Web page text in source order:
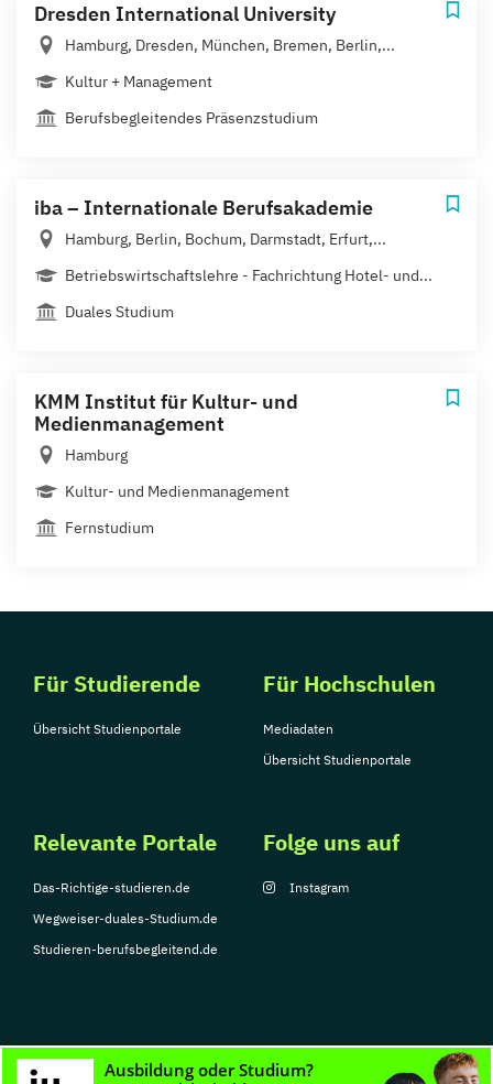
Dresden International University
Hamburg, Dresden, München, Bremen, Berlin,...
Kultur + Management
Berufsbegleitendes Präsenzstudium
iba – Internationale Berufsakademie
Hamburg, Berlin, Bochum, Darmstadt, Erfurt,...
Betriebswirtschaftslehre - Fachrichtung Hotel- und...
Duales Studium
KMM Institut für Kultur- und
Medienmanagement
Hamburg
Kultur- und Medienmanagement
Fernstudium
Für Studierende
Übersicht Studienportale
Für Hochschulen
Mediadaten
Übersicht Studienportale
Relevante Portale
Das-Richtige-studieren.de
Wegweiser-duales-Studium.de
Studieren-berufsbegleitend.de
Folge uns auf
Instagram